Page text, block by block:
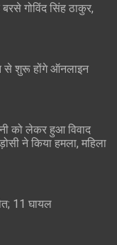
गोविंद सिंह ठाकुर,
से शुरू होंगे ऑनलाइन
को लेकर हुआ विवाद
ने किया हमला, महिला
11 घायल